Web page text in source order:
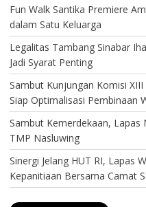
Fun Walk Santika Premiere
dalam Satu Keluarga
Legalitas Tambang Sinabar
Jadi Syarat Penting
Sambut Kunjungan Komisi
Siap Optimalisasi Pembinaan
Sambut Kemerdekaan, Lapas
TMP Nasluwing
Sinergi Jelang HUT RI, Lapas
Kepanitiaan Bersama Camat